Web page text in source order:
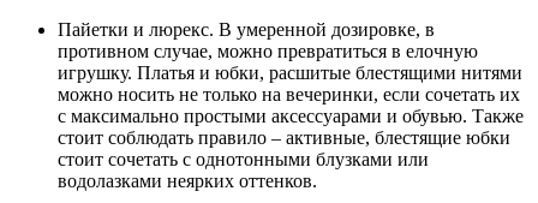
Пайетки и люрекс. В умеренной дозировке, в
противном случае, можно превратиться в елочную
игрушку. Платья и юбки, расшитые блестящими нитями
можно носить не только на вечеринки, если сочетать их
с максимально простыми аксессуарами и обувью. Также
стоит соблюдать правило – активные, блестящие юбки
стоит сочетать с однотонными блузками или
водолазками неярких оттенков.